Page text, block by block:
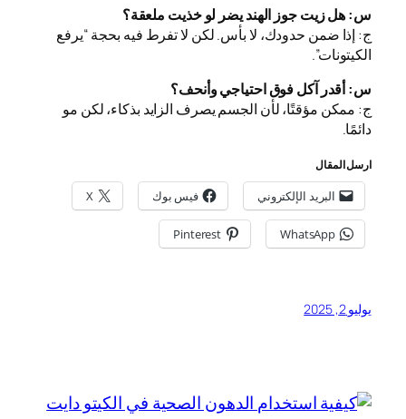
س: هل زيت جوز الهند يضر لو خذيت ملعقة؟
ج: إذا ضمن حدودك، لا بأس. لكن لا تفرط فيه بحجة “يرفع
الكيتونات”.
س: أقدر آكل فوق احتياجي وأنحف؟
ج: ممكن مؤقتًا، لأن الجسم يصرف الزايد بذكاء، لكن مو
دائمًا.
ارسل المقال
البريد الإلكتروني فيس بوك X
WhatsApp
Pinterest
يوليو 2, 2025